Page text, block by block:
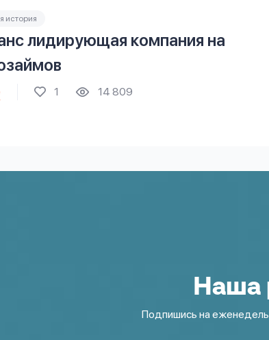
история
лидирующая компания на
1 14 809
Наша
Подпишись на